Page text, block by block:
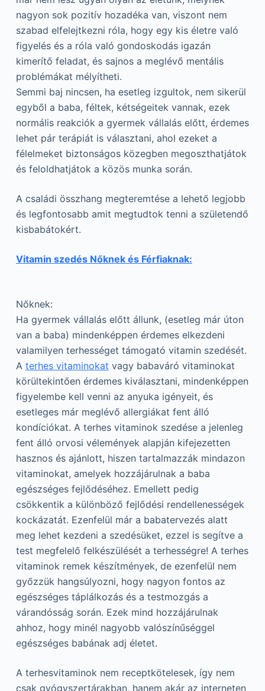
nagyon sok pozitív hozadéka van, viszont nem
szabad elfelejtkezni róla, hogy egy kis életre való
figyelés és a róla való gondoskodás igazán
kimerítő feladat, és sajnos a meglévő mentális
problémákat mélyítheti.
Semmi baj nincsen, ha esetleg izgultok, nem sikerül
egyből a baba, féltek, kétségeitek vannak, ezek
normális reakciók a gyermek vállalás előtt, érdemes
lehet pár terápiát is választani, ahol ezeket a
félelmeket biztonságos közegben megoszthatjátok
és feloldhatjátok a közös munka során.
A családi összhang megteremtése a lehető legjobb
és legfontosabb amit megtudtok tenni a születendő
kisbabátokért.
Vitamin szedés Nőknek és Férfiaknak:
Nőknek:
Ha gyermek vállalás előtt állunk, (esetleg már úton
van a baba) mindenképpen érdemes elkezdeni
valamilyen terhességet támogató vitamin szedését.
A terhes vitaminokat vagy babaváró vitaminokat
körültekintően érdemes kiválasztani, mindenképpen
figyelembe kell venni az anyuka igényeit, és
esetleges már meglévő allergiákat fent álló
kondíciókat. A terhes vitaminok szedése a jelenleg
fent álló orvosi vélemények alapján kifejezetten
hasznos és ajánlott, hiszen tartalmazzák mindazon
vitaminokat, amelyek hozzájárulnak a baba
egészséges fejlődéséhez. Emellett pedig
csökkentik a különböző fejlődési rendellenességek
kockázatát. Ezenfelül már a babatervezés alatt
meg lehet kezdeni a szedésüket, ezzel is segítve a
test megfelelő felkészülését a terhességre! A terhes
vitaminok remek készítmények, de ezenfelül nem
győzzük hangsúlyozni, hogy nagyon fontos az
egészséges táplálkozás és a testmozgás a
várandósság során. Ezek mind hozzájárulnak
ahhoz, hogy minél nagyobb valószínűséggel
egészséges babának adj életet.
A terhesvitaminok nem receptkötelesek, így nem
csak gyógyszertárakban, hanem akár az interneten